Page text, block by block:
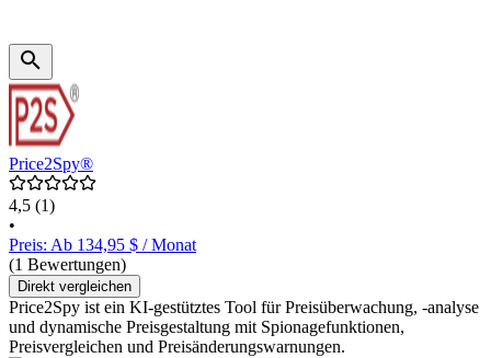
Price2Spy®
4,5 (1)
•
Preis: Ab 134,95 $ / Monat
(1 Bewertungen)
Direkt vergleichen
Price2Spy ist ein KI-gestütztes Tool für Preisüberwachung, -analyse
und dynamische Preisgestaltung mit Spionagefunktionen,
Preisvergleichen und Preisänderungswarnungen.